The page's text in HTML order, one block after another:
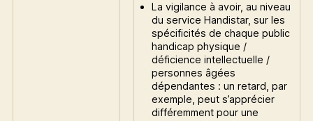
La vigilance à avoir, au niveau
du service Handistar, sur les
spécificités de chaque public
handicap physique /
déficience intellectuelle /
personnes âgées
dépendantes : un retard, par
exemple, peut s’apprécier
différemment pour une